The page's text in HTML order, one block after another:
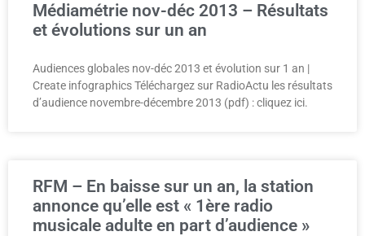
Médiamétrie nov-déc 2013 – Résultats
et évolutions sur un an
Audiences globales nov-déc 2013 et évolution sur 1 an |
Create infographics Téléchargez sur RadioActu les résultats
d’audience novembre-décembre 2013 (pdf) : cliquez ici.
RFM – En baisse sur un an, la station
annonce qu’elle est « 1ère radio
musicale adulte en part d’audience »